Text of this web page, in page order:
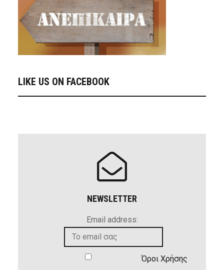
LIKE US ON FACEBOOK
NEWSLETTER
Email address:
Όροι Χρήσης